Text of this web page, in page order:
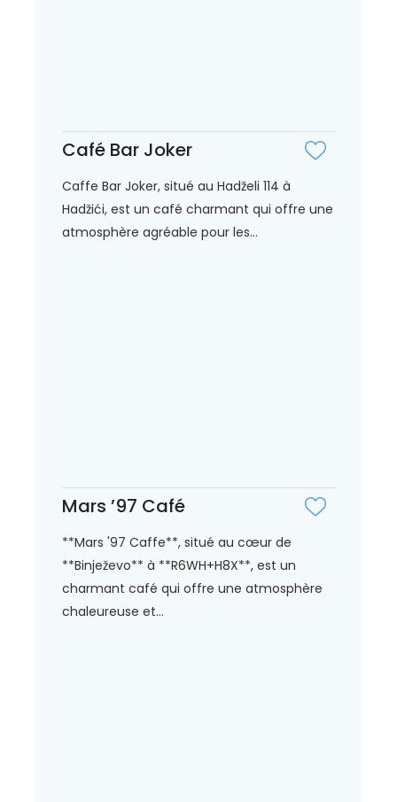
Café Bar Joker
Caffe Bar Joker, situé au Hadželi 114 à
Hadžići, est un café charmant qui offre une
atmosphère agréable pour les...
Mars ’97 Café
**Mars '97 Caffe**, situé au cœur de
**Binježevo** à **R6WH+H8X**, est un
charmant café qui offre une atmosphère
chaleureuse et...